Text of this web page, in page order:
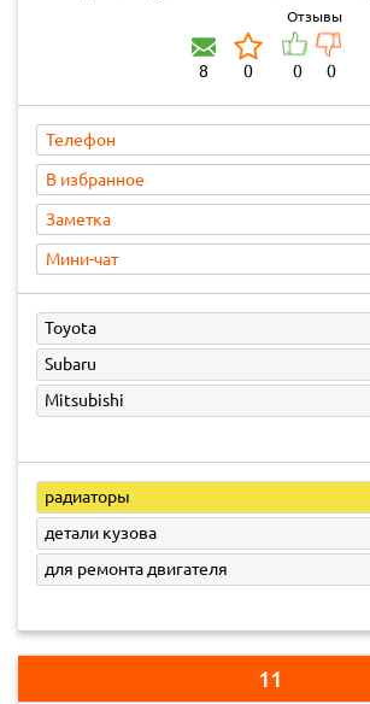
8 0
Отзывы
0 0
Телефон
В избранное
Заметка
Мини-чат
Toyota
Subaru
Mitsubishi
радиаторы
детали кузова
для ремонта двигателя
11